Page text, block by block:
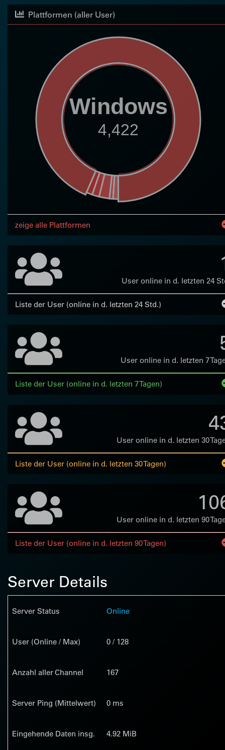
Plattformen (aller User)
Windows
4,422
zeige alle Plattformen
User online in d. letzten 24
Liste der User (online in d. letzten 24 Std.)
User online in d. letzten 7
Liste der User (online in d. letzten 7 Tagen)
User online in d. letzten 30
Liste der User (online in d. letzten 30 Tagen)
User online in d. letzten 90
Liste der User (online in d. letzten 90 Tagen)
Server Details
Server Status Online
User (Online / Max) 0 / 128
Anzahl aller Channel 167
Server Ping (Mittelwert) 0 ms
Eingehende Daten insg. 4.92 MiB